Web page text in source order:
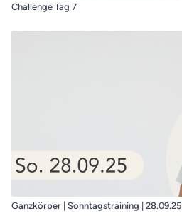
Challenge Tag 7
Ganzkörper | Sonntagstraining | 28.09.25